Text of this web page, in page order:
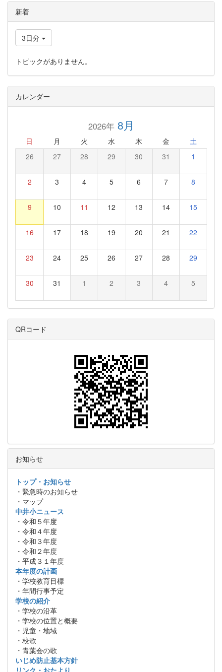
新着
3日分
トピックがありません。
カレンダー
2026年8月
日 月 火 水 木 金 土
26 27 28 29 30 31 1
2 3 4 5 6 7 8
9 10 11 12 13 14 15
16 17 18 19 20 21 22
23 24 25 26 27 28 29
30 31 1 2 3 4 5
QRコード
お知らせ
トップ・お知らせ
・緊急時のお知らせ
・マップ
中井小ニュース
・令和５年度
・令和４年度
・令和３年度
・令和２年度
・平成３１年度
本年度の計画
・学校教育目標
・年間行事予定
学校の紹介
・学校の沿革
・学校の位置と概要
・児童・地域
・校歌
・青葉会の歌
いじめ防止基本方針
リンク・おたより